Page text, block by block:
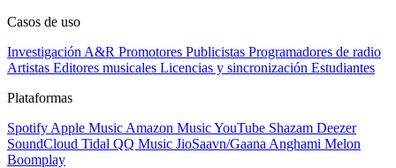
Casos de uso
Investigación A&R Promotores Publicistas Programadores de radio
Artistas Editores musicales Licencias y sincronización Estudiantes
Plataformas
Spotify Apple Music Amazon MusicYouTube Shazam Deezer
SoundCloud Tidal QQ Music JioSaavn/Gaana Anghami Melon
Boomplay